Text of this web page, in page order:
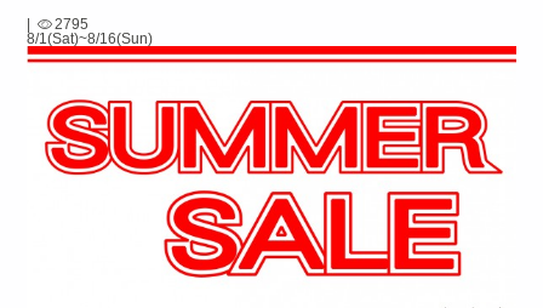
2795
8/1(Sat)~8/16(Sun)